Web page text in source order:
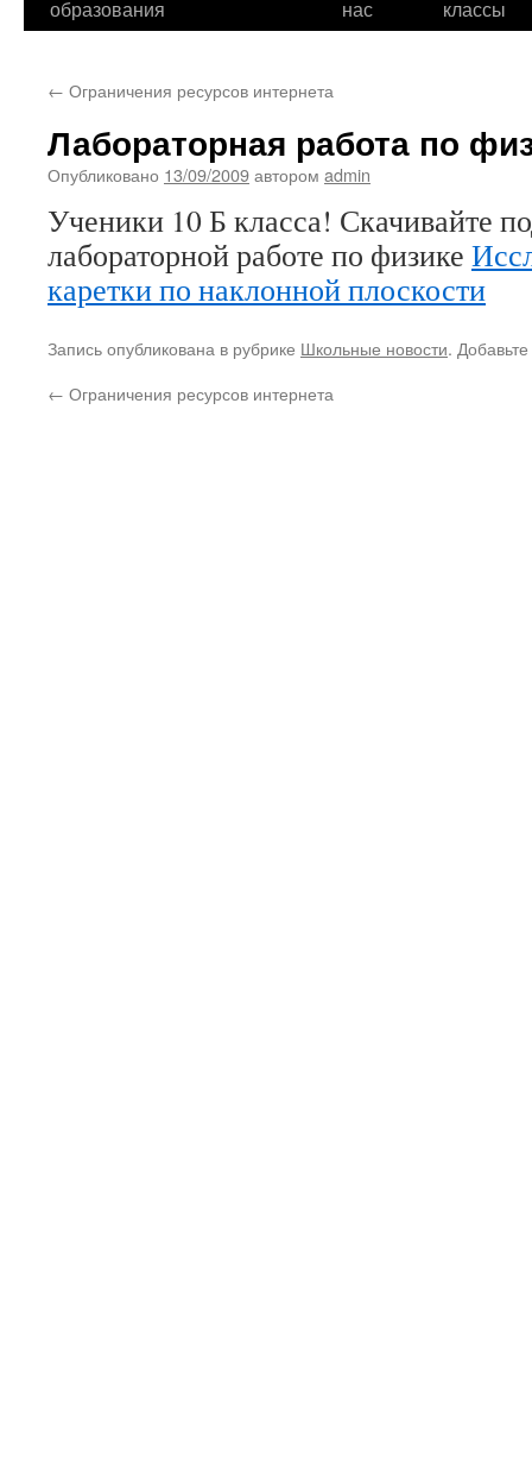
образования
нас
классы
← Ограничения ресурсов интернета
Лабораторная работа по
Опубликовано 13/09/2009автором admin
Ученики 10 Б класса! Скачивайте
лабораторной работе по физике
каретки по наклонной плоскости
Запись опубликована в рубрике Школьные новости.
← Ограничения ресурсов интернета